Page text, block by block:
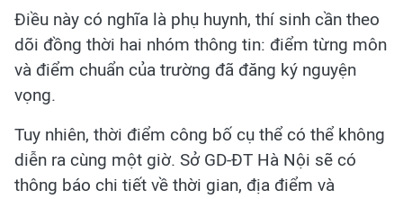
Điều này có nghĩa là phụ huynh, thí sinh cần theo
dõi đồng thời hai nhóm thông tin: điểm từng môn
và điểm chuẩn của trường đã đăng ký nguyện
vọng.
Tuy nhiên, thời điểm công bố cụ thể có thể không
diễn ra cùng một giờ. Sở GD-ĐT Hà Nội sẽ có
thông báo chi tiết về thời gian, địa điểm và